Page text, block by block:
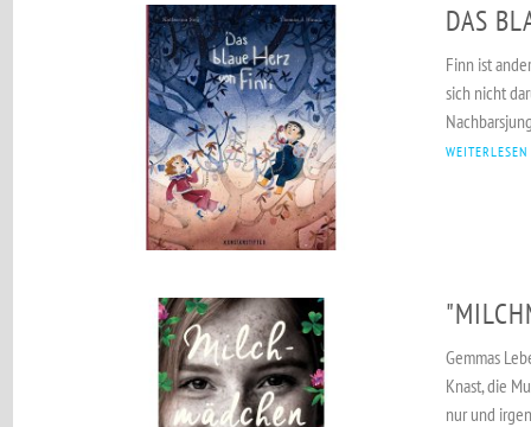
DAS
Finn ist
sich nicht
WEITERLESEN
Gemmas
Knast, die
nur und